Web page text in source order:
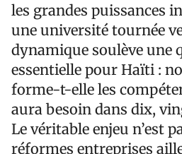
les grandes puissances
une université tournée
dynamique soulève une
essentielle pour Haïti :
forme-t-elle les
aura besoin dans dix,
Le véritable enjeu n’est
réformes entreprises